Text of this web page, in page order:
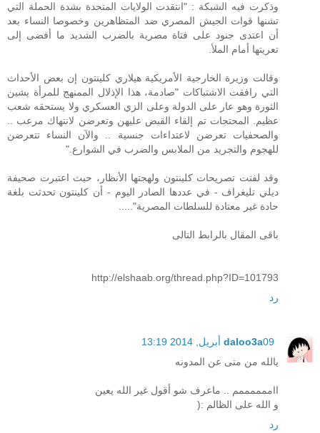
وذكرت فيه الشبكة : "انتقدت الولايات المتحدة بشدة الحملة التي
تشنها قوات الجيش المصري ضد المتظاهرين وخصوصا النساء بعد
أن اعتدى جنود على فتاة مصرية بالضرب الشديد ما أفضى إلى
تعريتها أمام الملأ.
وقالت وزيرة الخارجية الأمريكية هيلاري كلينتون إن بعض الأحداث
التي رافقت الاشتباكات "صادمة، هذا الإذلال الممنهج للمرأة يشين
الثورة وهو عار على الدولة وعلى الزي العسكري ولا يستحقه شعب
عظيم. المحتجات تم إلقاء القبض عليهن وتعرضن لانتهاك مرعب ..
والصحفيات تعرضن لاعتداءات جنسية .. والآن النساء تتعرضن
للهجوم والتجريد من الملابس والضرب في الشوارع."
وقد لفتت تصريحات كلينتون ولهجتها الأنظار، حيث اعتبرت صحيفة
ديلي تليغراف - في عددها الصادر اليوم - أن كلينتون تحدثت بلغة
حادة غير معتادة للسلطات المصرية".....
باقى المقال بالرابط التالى
http://elshaab.org/thread.php?ID=101793
رد
daloo3a09 أبريل, 2014 13:19
يالله من متى عن المدونه
ااممممممم .. ماعرف شو أقول غير الله يعين
و الله على الظالم :(
رد